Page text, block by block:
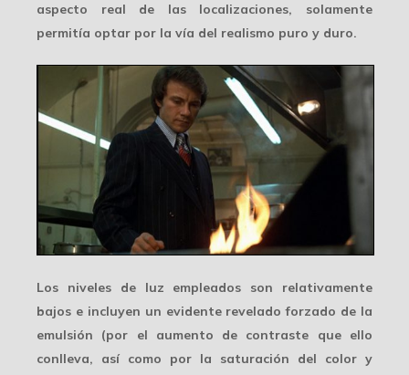
aspecto real de las localizaciones, solamente
permitía optar por la vía del realismo puro y duro.
Los niveles de luz empleados son relativamente
bajos e incluyen un evidente revelado forzado de la
emulsión (por el aumento de contraste que ello
conlleva, así como por la saturación del color y